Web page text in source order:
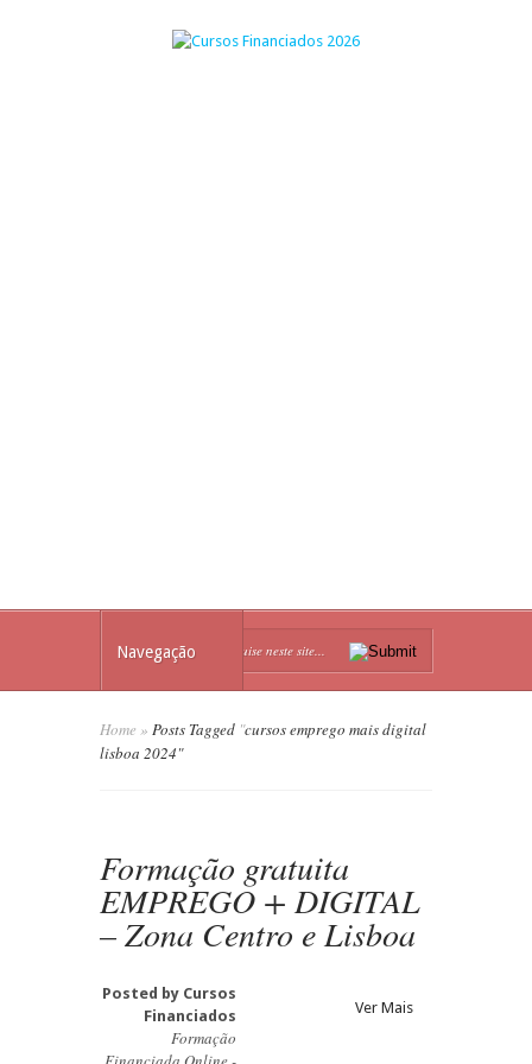
Navegação
Home » Posts Tagged "cursos emprego mais digital
lisboa 2024"
Formação gratuita
EMPREGO + DIGITAL
– Zona Centro e Lisboa
Posted by Cursos
Financiados
Formação
Ver Mais